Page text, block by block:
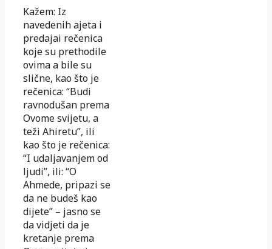
Kažem: Iz
navedenih ajeta i
predajai rečenica
koje su prethodile
ovima a bile su
slične, kao što je
rečenica: “Budi
ravnodušan prema
Ovome svijetu, a
teži Ahiretu”, ili
kao što je rečenica:
“I udaljavanjem od
ljudi”, ili: “O
Ahmede, pripazi se
da ne budeš kao
dijete” – jasno se
da vidjeti da je
kretanje prema